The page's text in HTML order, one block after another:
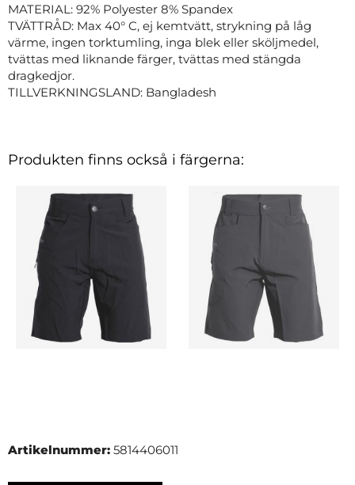
MATERIAL: 92% Polyester 8% Spandex
TVÄTTRÅD: Max 40° C, ej kemtvätt, strykning på låg
värme, ingen torktumling, inga blek eller sköljmedel,
tvättas med liknande färger, tvättas med stängda
dragkedjor.
TILLVERKNINGSLAND: Bangladesh
Produkten finns också i färgerna:
Artikelnummer: 5814406011